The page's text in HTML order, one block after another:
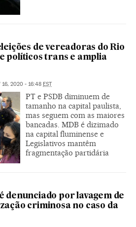
de vereadoras do Rio
políticos trans e amplia
16, 2020 - 16:48 EST
PT e PSDB diminuem de
tamanho na capital paulista,
mas seguem com as maiores
bancadas. MDB é dizimado
na capital fluminense e
Legislativos mantêm
fragmentação partidária
denunciado por lavagem de
criminosa no caso da